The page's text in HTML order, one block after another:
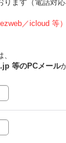
ります（電話対応
／icloud 等）
等のPCメール